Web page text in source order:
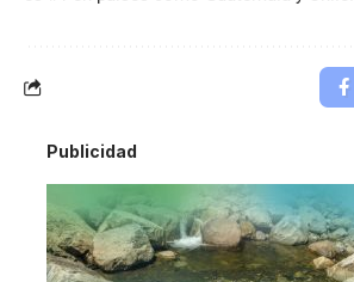
Publicidad